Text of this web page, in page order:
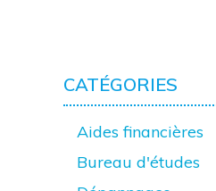
CATÉGORIES
Aides financières
Bureau d'études